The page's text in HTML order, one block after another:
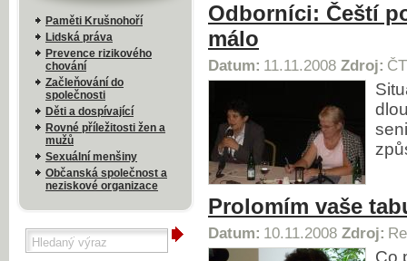
Odborníci: Čeští
málo
Datum: 11.11.2008 Zdroj:
Prolomím vaše
Datum: 10.11.2008 Zdroj:
Co
Paměti Krušnohoří
Lidská práva
Prevence rizikového
chování
Začleňování do
společnosti
Děti a dospívající
Rovné příležitosti žen a
mužů
Sexuální menšiny
Občanská společnost a
neziskové organizace